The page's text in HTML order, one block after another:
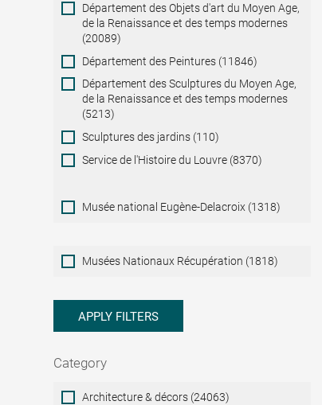
Département des Objets d'art du Moyen Age,
de la Renaissance et des temps modernes
(20089)
Département des Peintures (11846)
Département des Sculptures du Moyen Age,
de la Renaissance et des temps modernes
(5213)
Sculptures des jardins (110)
Service de l'Histoire du Louvre (8370)
Musée national Eugène-Delacroix (1318)
Musées
Nationaux
Musées Nationaux Récupération (1818)
APPLY FILTERS
Category
Category
Architecture & décors (24063)